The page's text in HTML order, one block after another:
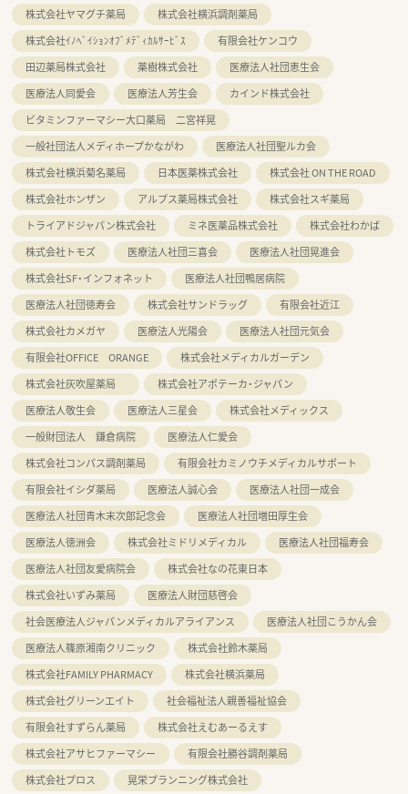
株式会社ヤマグチ薬局
株式会社横浜調剤薬局
株式会社ｲﾉﾍﾞｲｼｮﾝｵﾌﾞﾒﾃﾞｨｶﾙｻｰﾋﾞｽ
有限会社ケンコウ
田辺薬局株式会社
薬樹株式会社
医療法人社団恵生会
医療法人同愛会
医療法人芳生会
カインド株式会社
ビタミンファーマシー大口薬局 二宮祥晃
一般社団法人メディホープかながわ
医療法人社団聖ルカ会
株式会社横浜菊名薬局
日本医薬株式会社
株式会社 ON THE ROAD
株式会社ホンザン
アルプス薬局株式会社
株式会社スギ薬局
トライアドジャパン株式会社
ミネ医薬品株式会社
株式会社わかば
株式会社トモズ
医療法人社団三喜会
医療法人社団晃進会
株式会社SF・インフォネット
医療法人社団鴨居病院
医療法人社団徳寿会
株式会社サンドラッグ
有限会社近江
株式会社カメガヤ
医療法人光陽会
医療法人社団元気会
有限会社OFFICE ORANGE
株式会社メディカルガーデン
株式会社灰吹屋薬局
株式会社アポテーカ・ジャパン
医療法人敬生会
医療法人三星会
株式会社メディックス
一般財団法人 鎌倉病院
医療法人仁愛会
株式会社コンパス調剤薬局
有限会社カミノウチメディカルサポート
有限会社イシダ薬局
医療法人誠心会
医療法人社団一成会
医療法人社団青木末次郎記念会
医療法人社団増田厚生会
医療法人徳洲会
株式会社ミドリメディカル
医療法人社団福寿会
医療法人社団友愛病院会
株式会社なの花東日本
株式会社いずみ薬局
医療法人財団慈啓会
社会医療法人ジャパンメディカルアライアンス
医療法人社団こうかん会
医療法人篠原湘南クリニック
株式会社鈴木薬局
株式会社FAMILY PHARMACY
株式会社横浜薬局
株式会社グリーンエイト
社会福祉法人親善福祉協会
有限会社すずらん薬局
株式会社えむあーるえす
株式会社アサヒファーマシー
有限会社勝谷調剤薬局
株式会社プロス
晃栄プランニング株式会社